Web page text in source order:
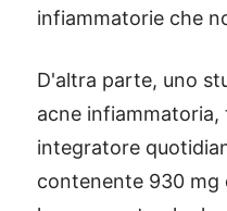
infiammatorie che
D'altra parte, uno
acne
integratore
contenente 930 mg